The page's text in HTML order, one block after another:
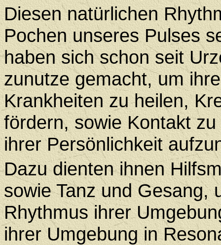
Diesen natürlichen
Pochen unseres Pulses
haben sich schon seit
zunutze gemacht, um
Krankheiten zu heilen,
fördern, sowie Kontakt
ihrer Persönlichkeit
Dazu dienten ihnen
sowie Tanz und Gesang,
Rhythmus ihrer
ihrer Umgebung in